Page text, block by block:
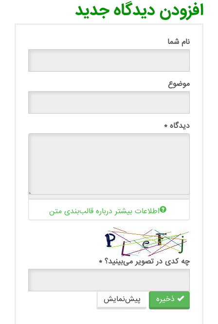
افزودن دیدگاه جدید
نام شما
موضوع
دیدگاه *
اطلاعات بیشتر درباره قالب‌بندی متن
چه کدی در تصویر می‌بینید؟ *
ذخیره پیش‌نمایش